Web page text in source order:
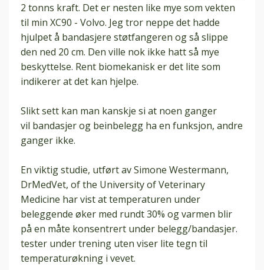
2 tonns kraft. Det er nesten like mye som vekten
til min XC90 - Volvo. Jeg tror neppe det hadde
hjulpet å bandasjere støtfangeren og så slippe
den ned 20 cm. Den ville nok ikke hatt så mye
beskyttelse. Rent biomekanisk er det lite som
indikerer at det kan hjelpe.
Slikt sett kan man kanskje si at noen ganger
vil bandasjerog beinbelegg ha en funksjon, andre
ganger ikke.
En viktig studie, utført av Simone Westermann,
DrMedVet, of the University of Veterinary
Medicine har vist at temperaturen under
beleggende øker med rundt 30% og varmen blir
på en måte konsentrert under belegg/bandasjer.
tester under trening uten viser lite tegn til
temperaturøkning i vevet.